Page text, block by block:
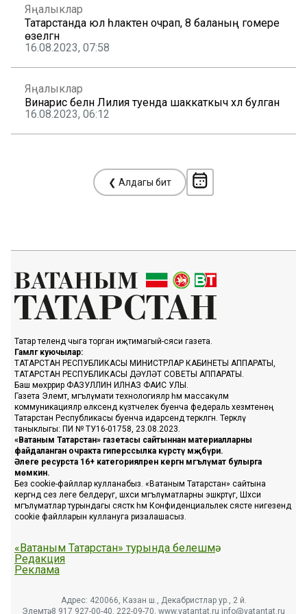
Яңалыклар
Татарстанда юл һәлакәтенә очрап, 8 баланың гомере
өзелгән
16.08.2023, 07:58
Яңалыклар
Винарис белән Лилия туенда шаккаткыч хәл булган
16.08.2023, 06:12
❮ Алдагы бит
Татар телендә чыга торган иҗтимагый-сәяси газета.
Гамәлгә куючылар:
ТАТАРСТАН РЕСПУБЛИКАСЫ МИНИСТРЛАР КАБИНЕТЫ АППАРАТЫ,
ТАТАРСТАН РЕСПУБЛИКАСЫ ДӘҮЛӘТ СОВЕТЫ АППАРАТЫ.
Баш мөхәррир ФАЗУЛЛИН ИЛНАЗ ФАИС УЛЫ.
Газета Элемтә, мәгълүмати технологияләр һәм массакүләм
коммуникацияләр өлкәсендә күзәтчелек буенча федераль хезмәтенең
Татарстан Республикасы буенча идарәсендә теркәлгән. Теркәлү
таныклыгы: ПИ № ТУ16-01758, 23.08.2023.
«Ватаным Татарстан» газетасы сайтыннан материалларны
файдаланган очракта гиперссылка күрсәтү мәҗбүри.
Әлеге ресурста 16+ категорияләренә кергән мәгълүмат булырга
мөмкин.
Без cookie-файллар кулланабыз. «Ватаным Татарстан» сайтына
кергәндә сез әлеге белдерүгә, шәхси мәгълүматларны эшкәртүгә, Шәхси
мәгълүматлар турындагы сәясәткә һәм Конфиденциальлек сәясәте нигезендә
cookie файлларын куллануга ризалашасыз.
«Ватаным Татарстан» турында белешмә
Редакция
Реклама
Адрес: 420066, Казан ш., Декабристлар ур., 2 й.
Элемтә: 8 917 927-00-40, 222-09-70, www.vatantat.ru info@vatantat.ru